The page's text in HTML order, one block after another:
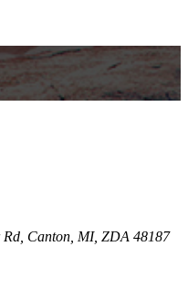
Canton, MI, ZDA 48187